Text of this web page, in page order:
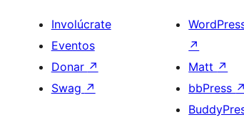
Involúcrate
Eventos
Donar ↗
Swag ↗
↗
Matt ↗
bbPress ↗